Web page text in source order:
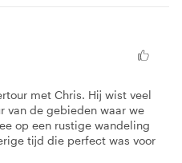
met Chris. Hij wist veel
van de gebieden waar we
op een rustige wandeling
tijd die perfect was voor